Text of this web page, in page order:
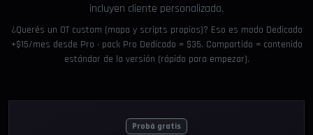
incluyen cliente personalizado.
¿Querés un OT custom (mapa y scripts propios)? Eso es modo Dedicado
+$15/mes desde Pro · pack Pro Dedicado = $35. Compartido = contenido
estándar de la versión (rápido para empezar).
Probá gratis